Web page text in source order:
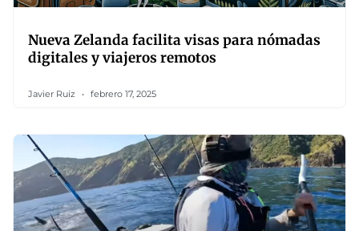
Nueva Zelanda facilita visas para nómadas
digitales y viajeros remotos
Javier Ruiz febrero 17, 2025